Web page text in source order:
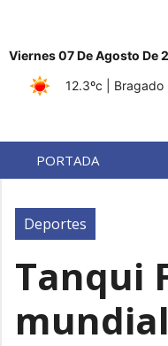
Viernes 07 De Agosto De
12.3ºc
| Bragado
PORTADA
Deportes
Tanqui